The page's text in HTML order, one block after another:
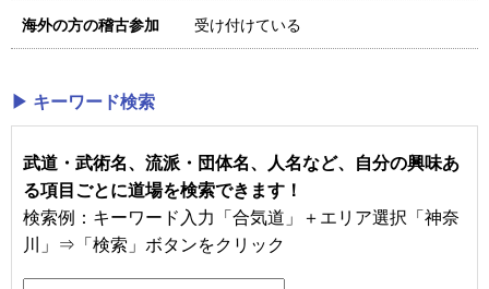
海外の方の稽古参加 受け付けている
▶ キーワード検索
武道・武術名、流派・団体名、人名など、自分の興味あ
る項目ごとに道場を検索できます！
検索例：キーワード入力「合気道」＋エリア選択「神奈
川」⇒「検索」ボタンをクリック